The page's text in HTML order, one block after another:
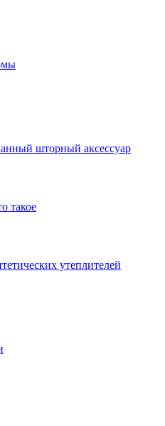
шторный аксессуар
такое
утеплителей